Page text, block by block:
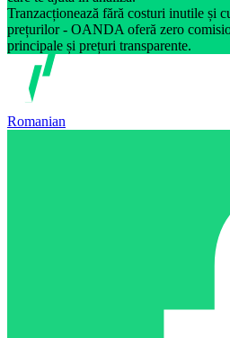
Tranzacționează fără costuri inutile și
prețurilor - OANDA oferă zero
principale și prețuri transparente.
Romanian